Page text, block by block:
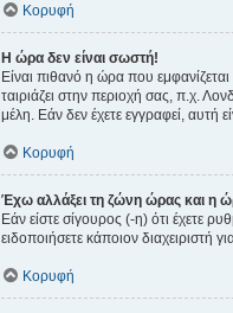
Κορυφή
Η ώρα δεν είναι σωστή!
Είναι πιθανό η ώρα που
ταιριάζει στην περιοχή σας, π.χ.
μέλη. Εάν δεν έχετε εγγραφεί, αυτή
Κορυφή
Έχω αλλάξει τη ζώνη ώρας και η
Εάν είστε σίγουρος (-η) ότι έχετε
ειδοποιήσετε κάποιον διαχειριστή
Κορυφή